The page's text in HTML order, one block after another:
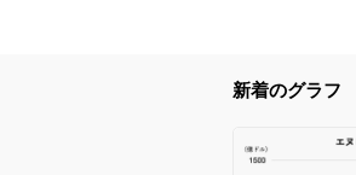
新着のグラフ